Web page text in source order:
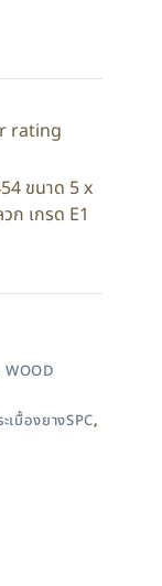
rating
ขนาด 5 x
เกรด E1
WOOD
เบื้องยางSPC,